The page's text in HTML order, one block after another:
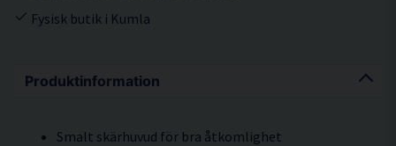
Produktinformation
Smalt skärhuvud för bra åtkomlighet
Fysisk butik i Kumla